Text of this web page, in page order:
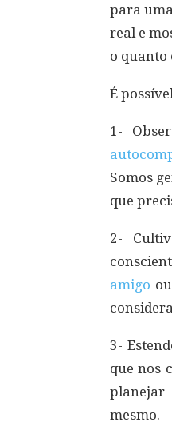
para
real e
o quanto
É
1-
Somos
que
2-
amigo
3-
que nos
planejar
mesmo.